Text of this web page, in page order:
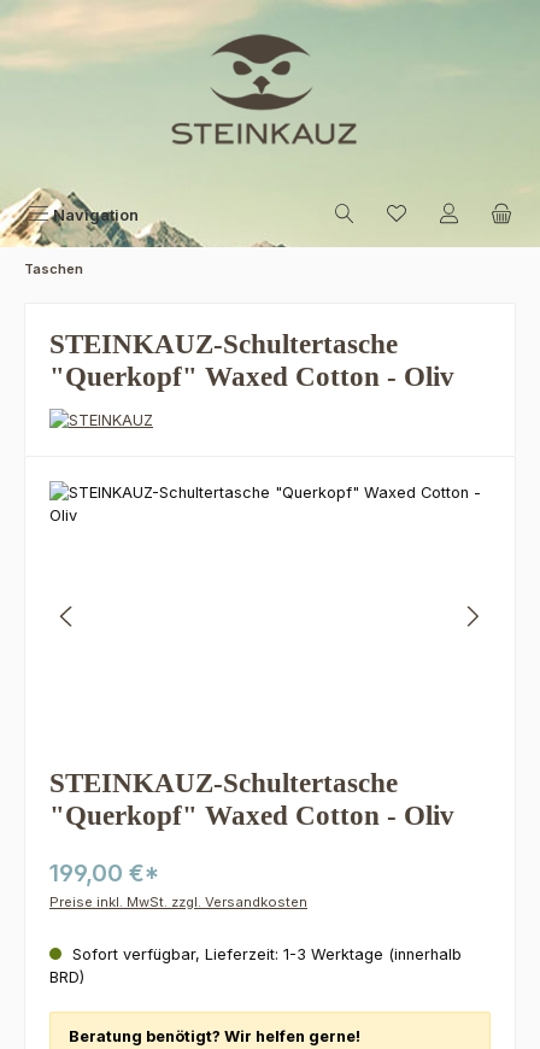
Zum Hauptinhalt springen
Navigation
Taschen
STEINKAUZ-Schultertasche
"Querkopf" Waxed Cotton - Oliv
Bildergalerie überspringen
STEINKAUZ-Schultertasche
"Querkopf" Waxed Cotton - Oliv
199,00 €*
Preise inkl. MwSt. zzgl. Versandkosten
Sofort verfügbar, Lieferzeit: 1-3 Werktage (innerhalb
BRD)
Beratung benötigt? Wir helfen gerne!